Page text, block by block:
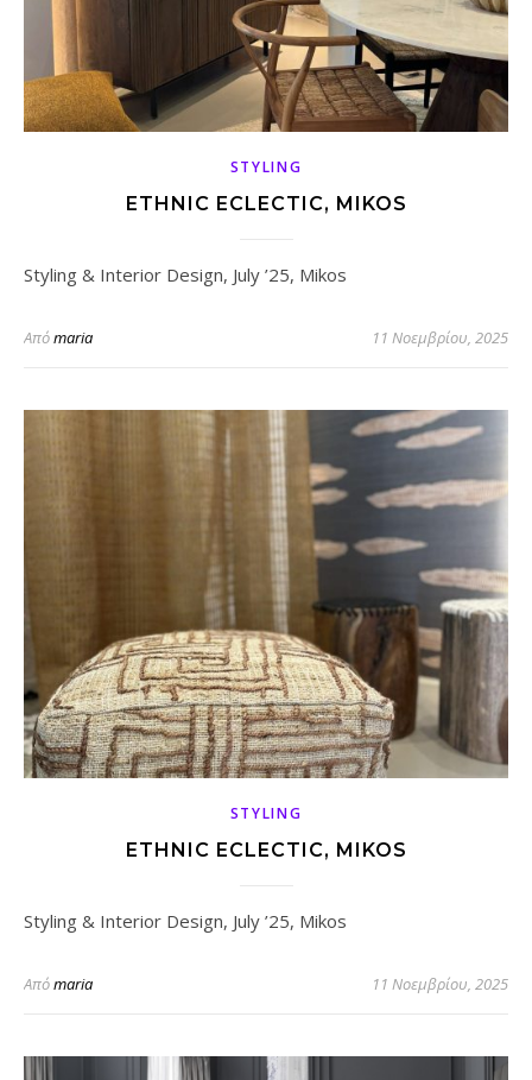
STYLING
ETHNIC ECLECTIC, MIKOS
Styling & Interior Design, July ’25, Mikos
Απόmaria 11 Νοεμβρίου, 2025
STYLING
ETHNIC ECLECTIC, MIKOS
Styling & Interior Design, July ’25, Mikos
Απόmaria 11 Νοεμβρίου, 2025